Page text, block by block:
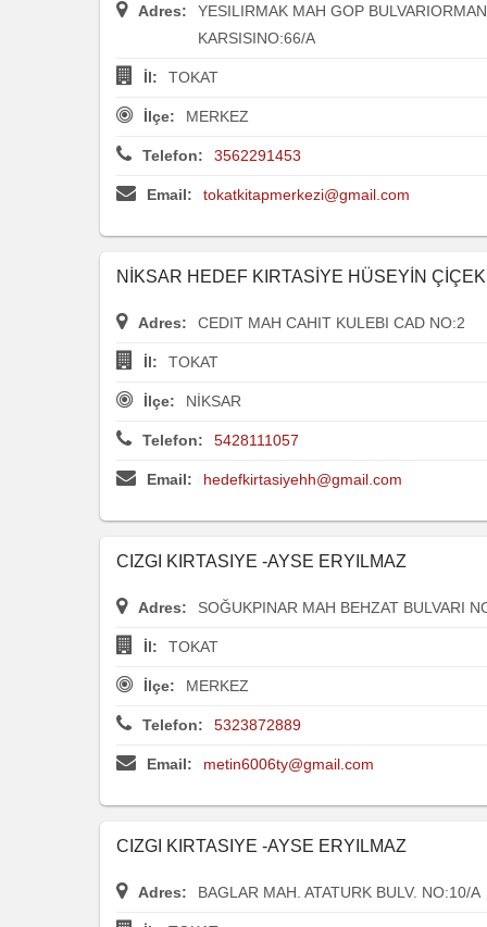
Adres:
YESILIRMAK MAH GOP
KARSISINO:66/A
İl: TOKAT
İlçe: MERKEZ
Telefon: 3562291453
Email: tokatkitapmerkezi@gmail.com
NİKSAR HEDEF KIRTASİYE HÜSEYİN ÇİÇEK
Adres: CEDIT MAH CAHIT KULEBI CAD NO:2
İl: TOKAT
İlçe: NİKSAR
Telefon: 5428111057
Email: hedefkirtasiyehh@gmail.com
CIZGI KIRTASIYE -AYSE ERYILMAZ
Adres: SOĞUKPINAR MAH BEHZAT BULVARI
İl: TOKAT
İlçe: MERKEZ
Telefon: 5323872889
Email: metin6006ty@gmail.com
CIZGI KIRTASIYE -AYSE ERYILMAZ
Adres: BAGLAR MAH. ATATURK BULV. NO:10/A